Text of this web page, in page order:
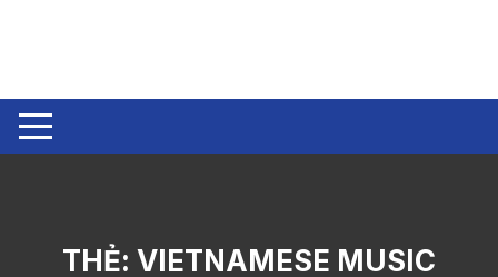
THẺ: VIETNAMESE MUSIC